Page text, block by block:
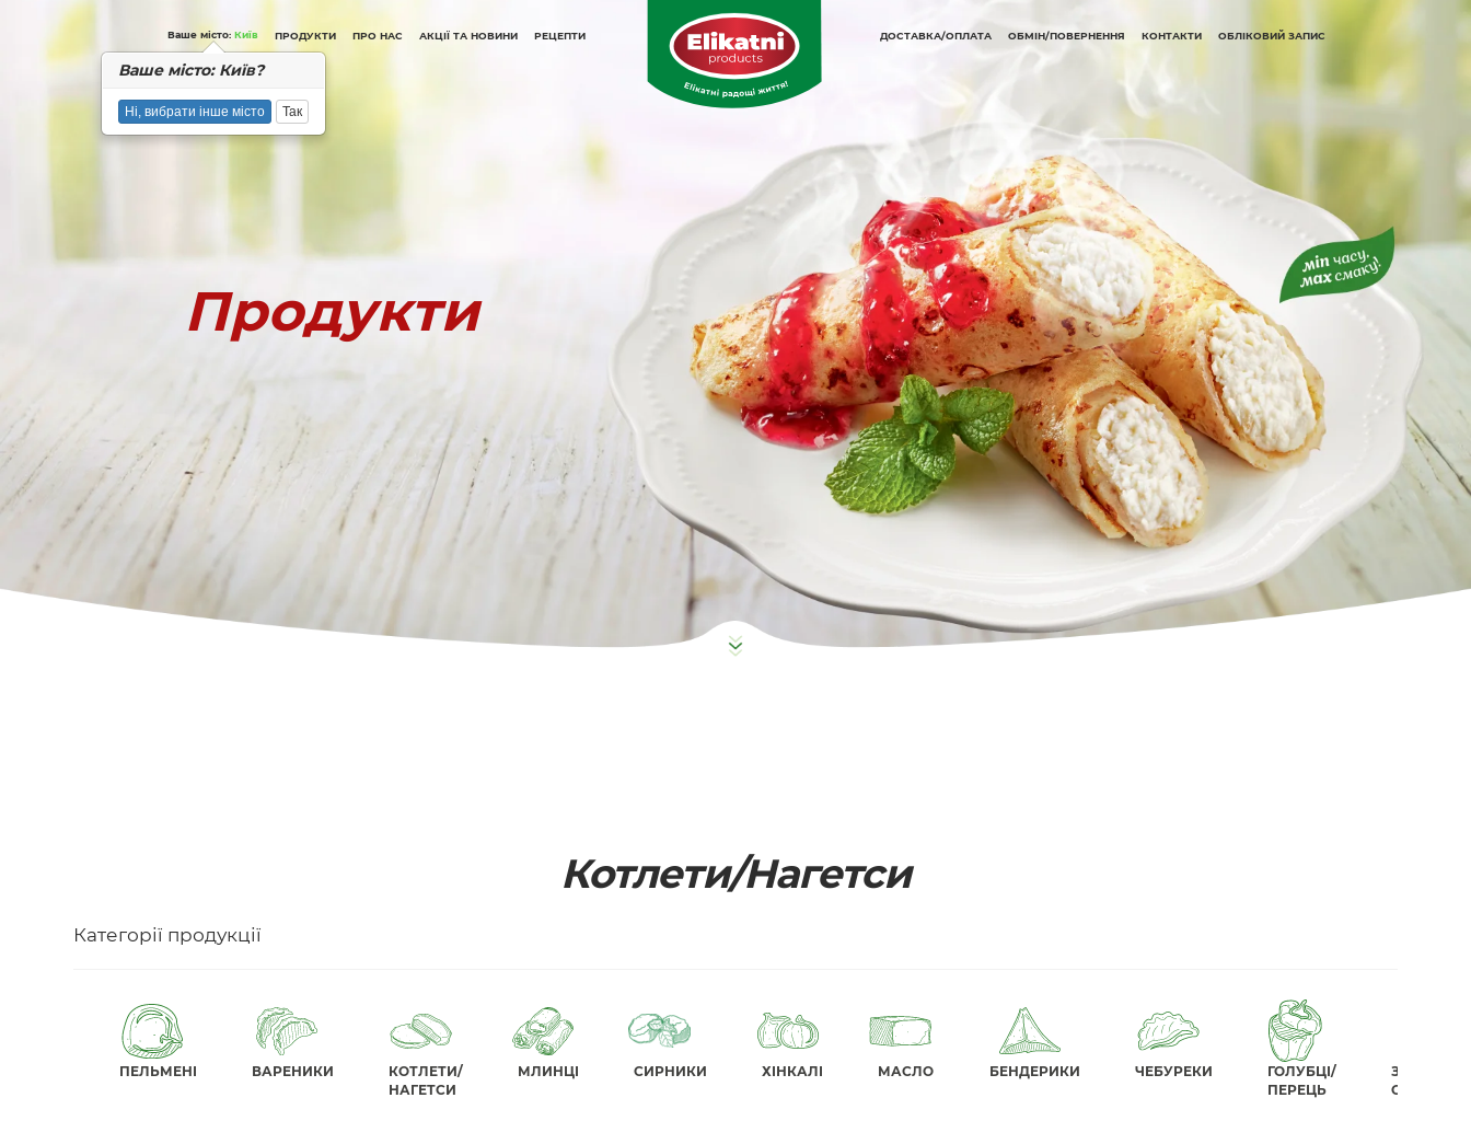
Вашe місто: Київ
Вашe місто: Київ?
Ні, вибрати інше місто Так
ПРОДУКТИ ПРО НАС АКЦІЇ ТА НОВИНИ РЕЦЕПТИ ДОСТАВКА/ОПЛАТА ОБМІН/ПОВЕРНЕННЯ КОНТАКТИ ОБЛІКОВИЙ ЗАПИС
Продукти
Котлети/Нагетси
Категорії продукції
ПЕЛЬМЕНІ ВАРЕНИКИ
КОТЛЕТИ/
НАГЕТСИ
МЛИНЦІ СИРНИКИ ХІНКАЛІ МАСЛО БЕНДЕРИКИ ЧЕБУРЕКИ
ГОЛУБЦІ/
ПЕРЕЦЬ
ОВОЧІ